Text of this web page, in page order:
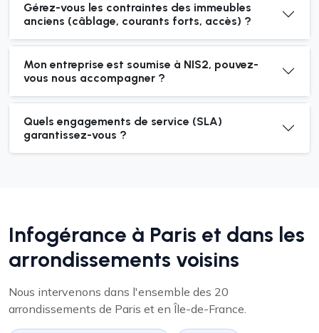
Gérez-vous les contraintes des immeubles
anciens (câblage, courants forts, accès) ?
Mon entreprise est soumise à NIS2, pouvez-
vous nous accompagner ?
Quels engagements de service (SLA)
garantissez-vous ?
Infogérance à Paris et dans les
arrondissements voisins
Nous intervenons dans l'ensemble des 20
arrondissements de Paris et en Île-de-France.